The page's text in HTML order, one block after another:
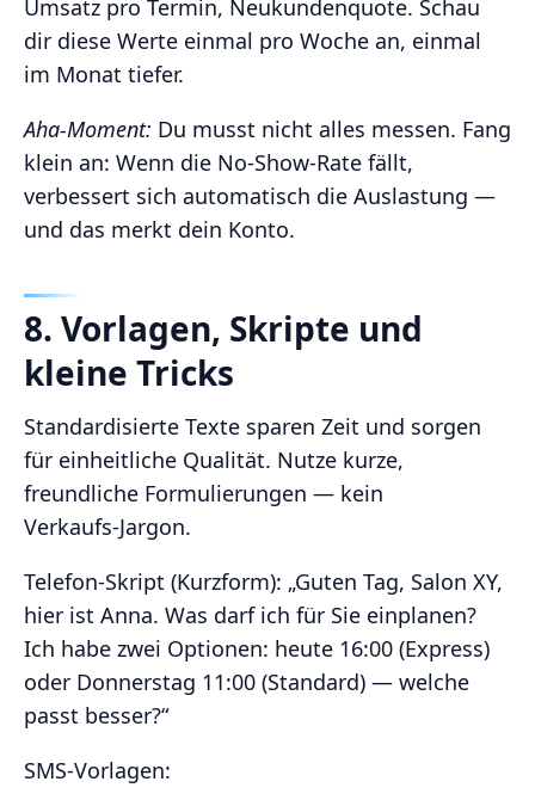
Umsatz pro Termin, Neukundenquote. Schau
dir diese Werte einmal pro Woche an, einmal
im Monat tiefer.
Aha‑Moment: Du musst nicht alles messen. Fang
klein an: Wenn die No‑Show‑Rate fällt,
verbessert sich automatisch die Auslastung —
und das merkt dein Konto.
8. Vorlagen, Skripte und
kleine Tricks
Standardisierte Texte sparen Zeit und sorgen
für einheitliche Qualität. Nutze kurze,
freundliche Formulierungen — kein
Verkaufs‑Jargon.
Telefon‑Skript (Kurzform): „Guten Tag, Salon XY,
hier ist Anna. Was darf ich für Sie einplanen?
Ich habe zwei Optionen: heute 16:00 (Express)
oder Donnerstag 11:00 (Standard) — welche
passt besser?“
SMS‑Vorlagen: